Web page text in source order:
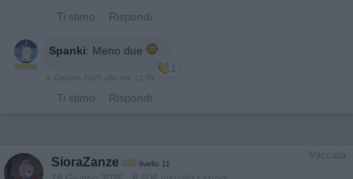
· Ti stimo · Rispondi
Spanki: Meno due
1
4 Ottobre 2025 alle ore 12:39
· Ti stimo · Rispondi
Vaccata
SioraZanze livello 11